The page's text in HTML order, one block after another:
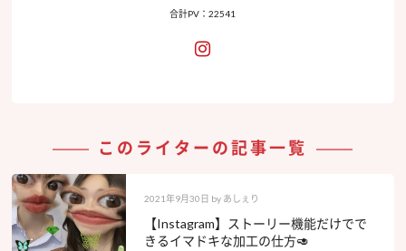
合計PV：22541
このライターの記事一覧
2021年9月30日 by あしぇり
【Instagram】ストーリー機能だけでで
きるイマドキな加工の仕方🥑